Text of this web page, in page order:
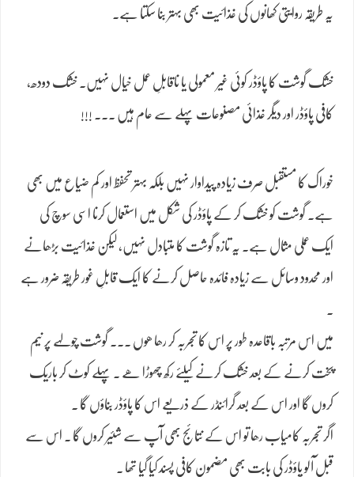
یہ طریقہ روایتی کھانوں کی غذائیت بھی بہتر بنا سکتا ہے۔
خشک گوشت کا پاؤڈر کوئی غیر معمولی یا ناقابلِ عمل خیال نہیں۔ خشک دودھ،
کافی پاؤڈر اور دیگر غذائی مصنوعات پہلے سے عام ہیں ۔۔۔ !!!
خوراک کا مستقبل صرف زیادہ پیداوار نہیں بلکہ بہتر تحفظ اور کم ضیاع میں بھی
ہے۔ گوشت کو خشک کر کے پاؤڈر کی شکل میں استعمال کرنا اسی سوچ کی
ایک عملی مثال ہے۔ یہ تازہ گوشت کا متبادل نہیں، لیکن غذائیت بڑھانے
اور محدود وسائل سے زیادہ فائدہ حاصل کرنے کا ایک قابلِ غور طریقہ ضرور ہے
میں اس مرتبہ باقاعدہ طور پر اس کا تجربہ کر رھا ھوں ۔۔۔ گوشت چولہے پر نیم
پخت کرنے کے بعد خشک کرنے کیلئے رکھ چھوڑا ھے ۔ پہلے کوٹ کر باریک
کروں گا اور اس کے بعد گرائنڈر کے ذریعے اس کا پاؤڈر بناؤں گا ۔
اگر تجربہ کامیاب رھا تو اس کے نتائج بھی آپ سے شئیر کروں گا ۔ اس سے
قبل آلو پاؤڈر کی بابت بھی مضمون کافی پسند کیا گیا تھا ۔